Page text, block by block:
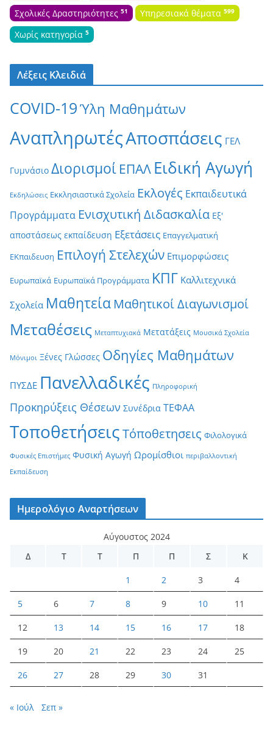
Σχολικές Δραστηριότητες 51 Υπηρεσιακά θέματα 599
Χωρίς κατηγορία 5
Λέξεις Κλειδιά
COVID-19Ύλη Μαθημάτων
ΑναπληρωτέςΑποσπάσεις ΓΕΛ
Γυμνάσιο Διορισμοί ΕΠΑΛ Ειδική Αγωγή
Εκδηλώσεις Εκκλησιαστικά Σχολεία Εκλογές Εκπαιδευτικά
Προγράμματα Ενισχυτική Διδασκαλία Εξ'
αποστάσεως εκπαίδευση Εξετάσεις Επαγγελματική
ΕΚπαιδευση Επιλογή Στελεχών Επιμορφώσεις
Ευρωπαϊκά Ευρωπαϊκά Προγράμματα ΚΠΓ Καλλιτεχνικά
Σχολεία Μαθητεία Μαθητικοί Διαγωνισμοί
Μεταθέσεις Μεταπτυχιακά Μετατάξεις Μουσικά Σχολεία
Μόνιμοι Ξένες Γλώσσες Οδηγίες Μαθημάτων
ΠΥΣΔΕ Πανελλαδικές Πληροφορική
Προκηρύξεις Θέσεων Συνέδρια ΤΕΦΑΑ
ΤοποθετήσειςΤόποθετησεις Φιλολογικά
Φυσικές Επιστήμες Φυσική Αγωγή Ωρομίσθιοι περιβαλλοντική
Εκπαίδευση
Ημερολόγιο Αναρτήσεων
Αύγουστος 2024
Δ
Τ Τ Π Π Σ Κ
1 2 3 4
5 6 7 8 9 10 11
12 13 14 15 16 17 18
19 20 21 22 23 24 25
26 27 28 29 30 31
« Ιούλ Σεπ »